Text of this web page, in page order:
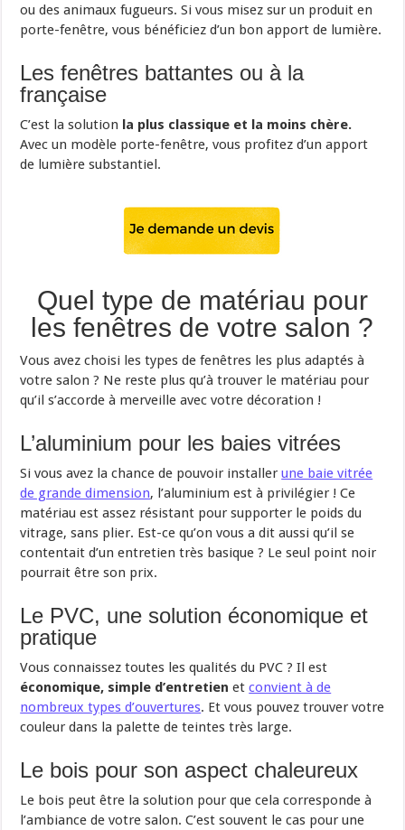
ou des animaux fugueurs. Si vous misez sur un produit en
porte-fenêtre, vous bénéficiez d’un bon apport de lumière.
Les fenêtres battantes ou à la
française
C’est la solution la plus classique et la moins chère.
Avec un modèle porte-fenêtre, vous profitez d’un apport
de lumière substantiel.
Quel type de matériau pour
les fenêtres de votre salon ?
Vous avez choisi les types de fenêtres les plus adaptés à
votre salon ? Ne reste plus qu’à trouver le matériau pour
qu’il s’accorde à merveille avec votre décoration !
L’aluminium pour les baies vitrées
Si vous avez la chance de pouvoir installerune baie vitrée
de grande dimension, l’aluminium est à privilégier ! Ce
matériau est assez résistant pour supporter le poids du
vitrage, sans plier. Est-ce qu’on vous a dit aussi qu’il se
contentait d’un entretien très basique ? Le seul point noir
pourrait être son prix.
Le PVC, une solution économique et
pratique
Vous connaissez toutes les qualités du PVC ? Il est
économique, simple d’entretien etconvient à de
nombreux types d’ouvertures. Et vous pouvez trouver votre
couleur dans la palette de teintes très large.
Le bois pour son aspect chaleureux
Le bois peut être la solution pour que cela corresponde à
l’ambiance de votre salon. C’est souvent le cas pour une